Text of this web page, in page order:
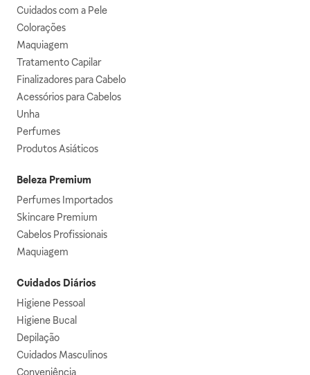
Cuidados com a Pele
Colorações
Maquiagem
Tratamento Capilar
Finalizadores para Cabelo
Acessórios para Cabelos
Unha
Perfumes
Produtos Asiáticos
Beleza Premium
Perfumes Importados
Skincare Premium
Cabelos Profissionais
Maquiagem
Cuidados Diários
Higiene Pessoal
Higiene Bucal
Depilação
Cuidados Masculinos
Conveniência